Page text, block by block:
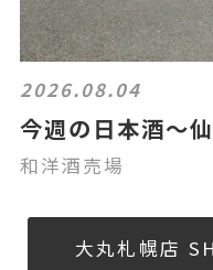
2026.08.04
今週の日本酒～
和洋酒売場
大丸札幌店